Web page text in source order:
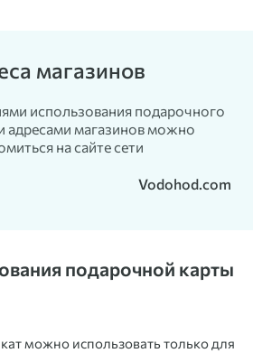
магазинов
использования подарочного
адресами магазинов можно
на сайте сети
Vodohod.com
подарочной карты
можно использовать только для